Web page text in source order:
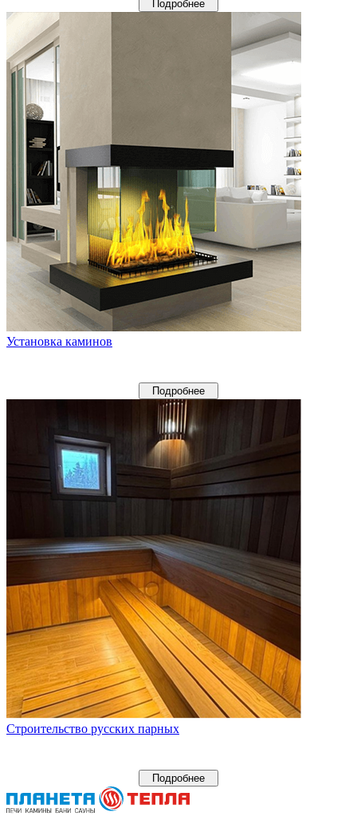
Подробнее
Установка каминов
Подробнее
Строительство русских парных
Подробнее